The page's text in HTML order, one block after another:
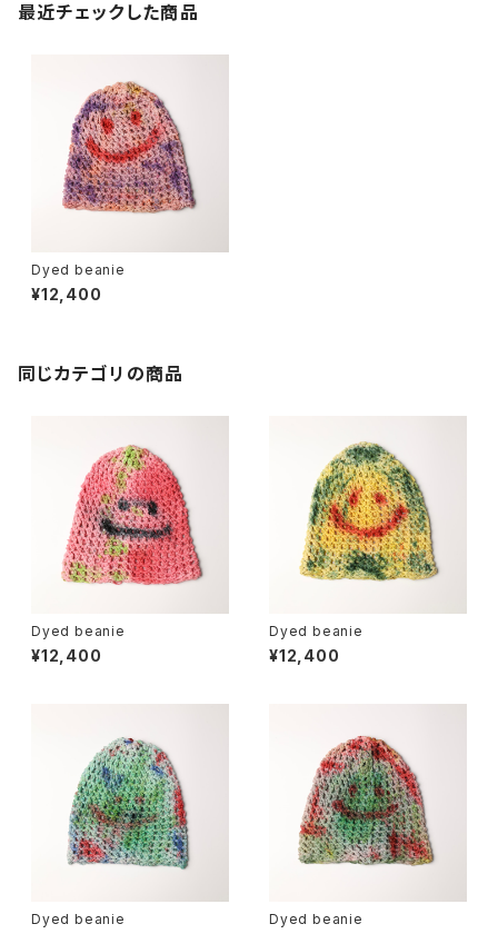
最近チェックした商品
Dyed beanie
¥12,400
同じカテゴリの商品
Dyed beanie
¥12,400
Dyed beanie
¥12,400
Dyed beanie Dyed beanie